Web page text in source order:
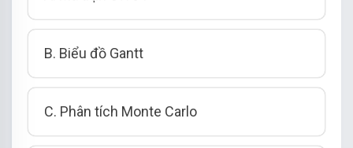
B. Biểu đồ Gantt
C. Phân tích Monte Carlo